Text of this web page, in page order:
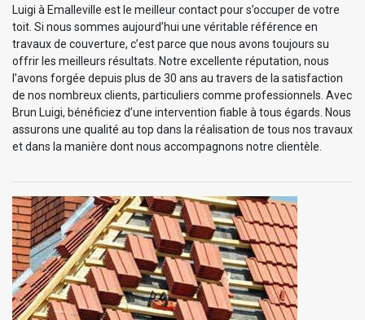
Luigi à Emalleville est le meilleur contact pour s’occuper de votre
toit. Si nous sommes aujourd’hui une véritable référence en
travaux de couverture, c’est parce que nous avons toujours su
offrir les meilleurs résultats. Notre excellente réputation, nous
l’avons forgée depuis plus de 30 ans au travers de la satisfaction
de nos nombreux clients, particuliers comme professionnels. Avec
Brun Luigi, bénéficiez d’une intervention fiable à tous égards. Nous
assurons une qualité au top dans la réalisation de tous nos travaux
et dans la manière dont nous accompagnons notre clientèle.